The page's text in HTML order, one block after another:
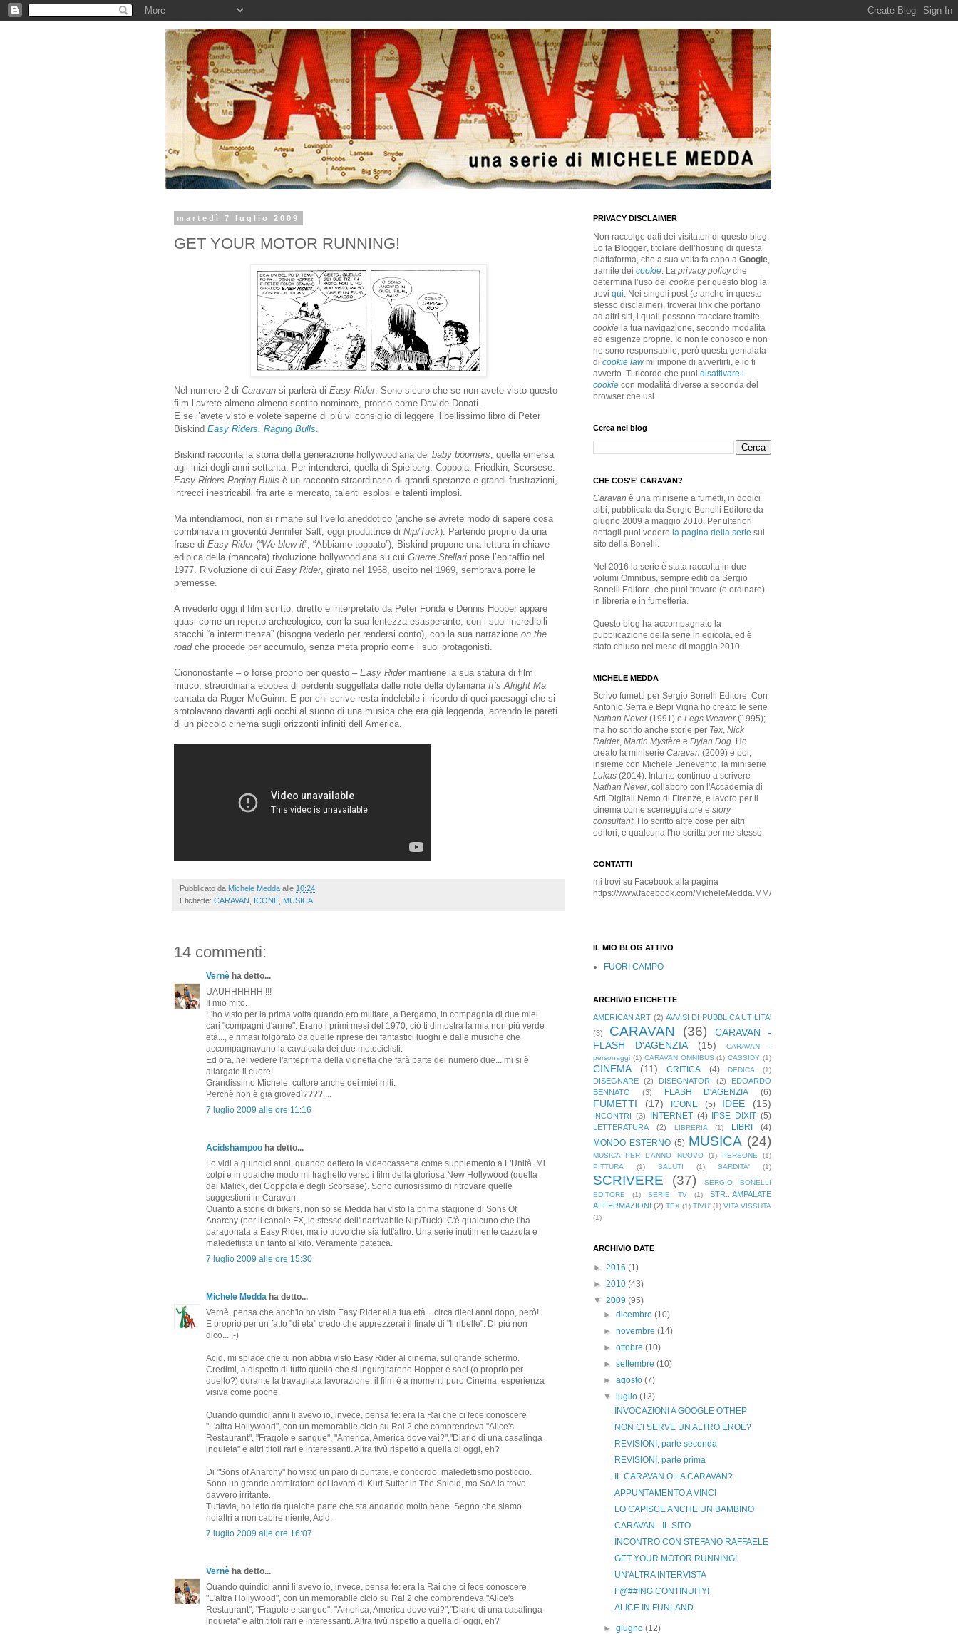
martedì 7 luglio 2009
GET YOUR MOTOR RUNNING!
Nel numero 2 di Caravan si parlerà di Easy Rider. Sono sicuro che se non avete visto questo
film l’avrete almeno almeno sentito nominare, proprio come Davide Donati.
E se l’avete visto e volete saperne di più vi consiglio di leggere il bellissimo libro di Peter
Biskind Easy Riders, Raging Bulls
Biskind racconta la storia della generazione hollywoodiana dei baby boomers , quella emersa
agli inizi degli anni settanta. Per intenderci, quella di Spielberg, Coppola, Friedkin, Scorsese.
Easy Riders Raging Bulls è un racconto straordinario di grandi speranze e grandi frustrazioni,
intrecci inestricabili fra arte e mercato, talenti esplosi e talenti implosi.
Ma intendiamoci, non si rimane sul livello aneddotico (anche se avrete modo di sapere cosa
combinava in gioventù Jennifer Salt, oggi produttrice di Nip/Tuck). Partendo proprio da una
frase di Easy Rider(“We blew it”, “Abbiamo toppato”), Biskind propone una lettura in chiave
edipica della (mancata) rivoluzione hollywoodiana su cui Guerre Stellari pose l’epitaffio nel
1977. Rivoluzione di cui Easy Rider, girato nel 1968, uscito nel 1969, sembrava porre le
premesse.
A rivederlo oggi il film scritto, diretto e interpretato da Peter Fonda e Dennis Hopper appare
quasi come un reperto archeologico, con la sua lentezza esasperante, con i suoi incredibili
stacchi “a intermittenza” (bisogna vederlo per rendersi conto), con la sua narrazione on the
roadche procede per accumulo, senza meta proprio come i suoi protagonisti.
Ciononostante – o forse proprio per questo – Easy Ridermantiene la sua statura di film
mitico, straordinaria epopea di perdenti suggellata dalle note della dylaniana It’s Alright Ma
cantata da Roger McGuinn. E per chi scrive resta indelebile il ricordo di quei paesaggi che si
srotolavano davanti agli occhi al suono di una musica che era già leggenda, aprendo le pareti
di un piccolo cinema sugli orizzonti infiniti dell’America.
Pubblicato da Michele Medda alle 10:24
Etichette: CARAVAN ICONE MUSICA
14 commenti:
Vernè ha detto...
UAUHHHHHH !!!
Il mio mito.
L'ho visto per la prima volta quando ero militare, a Bergamo, in compagnia di due miei
cari "compagni d'arme". Erano i primi mesi del 1970, ciò ti dimostra la mia non più verde
età..., e rimasi folgorato da quelle riprese dei fantastici luoghi e dalle musiche che
accompagnavano la cavalcata dei due motociclisti.
Ed ora, nel vedere l'anteprima della vignetta che farà parte del numero due... mi si è
allargato il cuore!
Grandissimo Michele, cultore anche dei miei miti.
Perchè non è già giovedì????....
7 luglio 2009 alle ore 11:16
Acidshampoo ha detto...
Lo vidi a quindici anni, quando dettero la videocassetta come supplemento a L'Unità. Mi
colpì e in qualche modo mi traghettò verso i film della gloriosa New Hollywood (quella
dei Malick, dei Coppola e degli Scorsese). Sono curiosissimo di ritrovare quelle
suggestioni in Caravan.
Quanto a storie di bikers, non so se Medda hai visto la prima stagione di Sons Of
Anarchy (per il canale FX, lo stesso dell'inarrivabile Nip/Tuck). C'è qualcuno che l'ha
paragonata a Easy Rider, ma io trovo che sia tutt'altro. Una serie inutilmente cazzuta e
maledettista un tanto al kilo. Veramente patetica.
7 luglio 2009 alle ore 15:30
Michele Medda ha detto...
Vernè, pensa che anch'io ho visto Easy Rider alla tua età... circa dieci anni dopo, però!
E proprio per un fatto "di età" credo che apprezzerai il finale di "Il ribelle". Di più non
dico... ;-)
Acid, mi spiace che tu non abbia visto Easy Rider al cinema, sul grande schermo.
Credimi, a dispetto di tutto quello che si ingurgitarono Hopper e soci (o proprio per
quello?) durante la travagliata lavorazione, il film è a momenti puro Cinema, esperienza
visiva come poche.
Quando quindici anni li avevo io, invece, pensa te: era la Rai che ci fece conoscere
"L'altra Hollywood", con un memorabile ciclo su Rai 2 che comprendeva "Alice's
Restaurant", "Fragole e sangue", "America, America dove vai?","Diario di una casalinga
inquieta" e altri titoli rari e interessanti. Altra tivù rispetto a quella di oggi, eh?
Di "Sons of Anarchy" ho visto un paio di puntate, e concordo: maledettismo posticcio.
Sono un grande ammiratore del lavoro di Kurt Sutter in The Shield, ma SoA la trovo
davvero irritante.
Tuttavia, ho letto da qualche parte che sta andando molto bene. Segno che siamo
noialtri a non capire niente, Acid.
7 luglio 2009 alle ore 16:07
Vernè ha detto...
Quando quindici anni li avevo io, invece, pensa te: era la Rai che ci fece conoscere
"L'altra Hollywood", con un memorabile ciclo su Rai 2 che comprendeva "Alice's
Restaurant", "Fragole e sangue", "America, America dove vai?","Diario di una casalinga
inquieta" e altri titoli rari e interessanti. Altra tivù rispetto a quella di oggi, eh?
PRIVACY DISCLAIMER
Non raccolgo dati dei visitatori di questo blog.
Lo fa Blogger, titolare dell’hosting di questa
piattaforma, che a sua volta fa capo a Google,
tramite dei cookie. La privacy policyche
determina l’uso dei cookie per questo blog la
trovi qui. Nei singoli post (e anche in questo
stesso disclaimer), troverai link che portano
ad altri siti, i quali possono tracciare tramite
cookie la tua navigazione, secondo modalità
ed esigenze proprie. Io non le conosco e non
ne sono responsabile, però questa genialata
di cookie lawmi impone di avvertirti, e io ti
avverto. Ti ricordo che puoi disattivare i
cookie con modalità diverse a seconda del
browser che usi.
Cerca nel blog
CHE COS'E' CARAVAN?
Caravan è una miniserie a fumetti, in dodici
albi, pubblicata da Sergio Bonelli Editore da
giugno 2009 a maggio 2010. Per ulteriori
dettagli puoi vedere la pagina della serie sul
sito della Bonelli.
Nel 2016 la serie è stata raccolta in due
volumi Omnibus, sempre editi da Sergio
Bonelli Editore, che puoi trovare (o ordinare)
in libreria e in fumetteria.
Questo blog ha accompagnato la
pubblicazione della serie in edicola, ed è
stato chiuso nel mese di maggio 2010.
MICHELE MEDDA
Scrivo fumetti per Sergio Bonelli Editore. Con
Antonio Serra e Bepi Vigna ho creato le serie
Nathan Never(1991) e Legs Weaver(1995);
ma ho scritto anche storie per Tex, Nick
Raider, Martin Mystère e Dylan Dog. Ho
creato la miniserie Caravan (2009) e poi,
insieme con Michele Benevento, la miniserie
Lukas (2014). Intanto continuo a scrivere
Nathan Never, collaboro con l'Accademia di
Arti Digitali Nemo di Firenze, e lavoro per il
cinema come sceneggiatore e story
consultant. Ho scritto altre cose per altri
editori, e qualcuna l'ho scritta per me stesso.
CONTATTI
mi trovi su Facebook alla pagina
https://www.facebook.com/MicheleMedda.MM/
IL MIO BLOG ATTIVO
FUORI CAMPO
ARCHIVIO ETICHETTE
AMERICAN ART (2) AVVISI DI PUBBLICA UTILITA'
(3)
CARAVAN (36)
CARAVAN -
FLASH D'AGENZIA
(15)
CARAVAN -
personaggi (1) CARAVAN OMNIBUS (1) CASSIDY (1)
CINEMA (11) CRITICA (4) DEDICA (1)
DISEGNARE (2) DISEGNATORI (2)
EDOARDO
BENNATO
(3) FLASH D'AGENZIA (6)
FUMETTI (17) ICONE (5) IDEE (15)
INCONTRI (3) INTERNET (4) IPSE DIXIT (5)
LETTERATURA (2) LIBRERIA (1) LIBRI
(4)
MONDO ESTERNO (5) MUSICA (24)
MUSICA PER L'ANNO NUOVO (1) PERSONE
(1)
PITTURA
(1) SALUTI (1) SARDITA' (1)
SCRIVERE (37)
SERGIO BONELLI
EDITORE
(1) SERIE TV (1)
STR...AMPALATE
AFFERMAZIONI (2) TEX (1) TIVU' (1) VITA VISSUTA
(1)
ARCHIVIO DATE
► 2016 (1)
► 2010 (43)
▼ 2009 (95)
►dicembre(10)
►novembre(14)
►ottobre(10)
►settembre(10)
►agosto(7)
▼
luglio(13)
INVOCAZIONI A GOOGLE O'THEP
NON CI SERVE UN ALTRO EROE?
REVISIONI, parte seconda
REVISIONI, parte prima
IL CARAVAN O LA CARAVAN?
APPUNTAMENTO A VINCI
LO CAPISCE ANCHE UN BAMBINO
CARAVAN - IL SITO
INCONTRO CON STEFANO RAFFAELE
GET YOUR MOTOR RUNNING!
UN'ALTRA INTERVISTA
F@##ING CONTINUITY!
ALICE IN FUNLAND
►giugno(12)